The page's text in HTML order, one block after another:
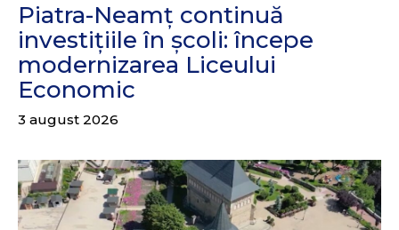
Piatra-Neamț continuă
investițiile în școli: începe
modernizarea Liceului
Economic
3 august 2026